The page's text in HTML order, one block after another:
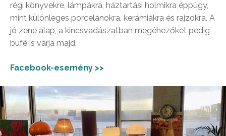
régi könyvekre, lámpákra, háztartási holmikra éppúgy,
mint különleges porcelánokra, kerámiákra és rajzokra. A
jó zene alap, a kincsvadászatban megéhezőket pedig
büfé is várja majd.
Facebook-esemény >>